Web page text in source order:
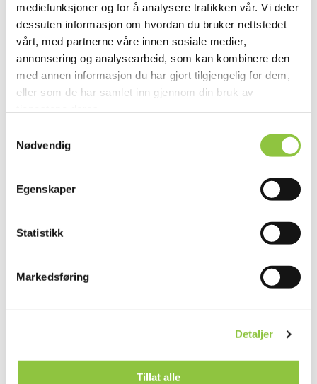
mediefunksjoner og for å analysere trafikken vår. Vi deler
dessuten informasjon om hvordan du bruker nettstedet
vårt, med partnerne våre innen sosiale medier,
annonsering og analysearbeid, som kan kombinere den
med annen informasjon du har gjort tilgjengelig for dem,
eller som de har samlet inn gjennom din bruk av
Nødvendig
Egenskaper
Statistikk
Markedsføring
Detaljer
Tillat alle
informasjon. Velkommen!
Leirfjordveien 124, 8890 Leirfjord